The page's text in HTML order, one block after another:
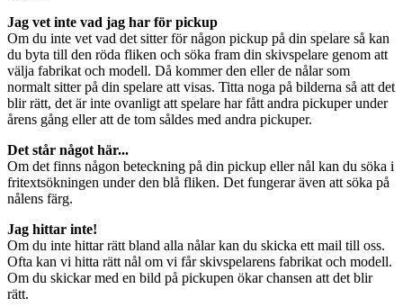
Jag vet inte vad jag har för pickup
Om du inte vet vad det sitter för någon pickup på din spelare så kan
du byta till den röda fliken och söka fram din skivspelare genom att
välja fabrikat och modell. Då kommer den eller de nålar som
normalt sitter på din spelare att visas. Titta noga på bilderna så att det
blir rätt, det är inte ovanligt att spelare har fått andra pickuper under
årens gång eller att de tom såldes med andra pickuper.
Det står något här...
Om det finns någon beteckning på din pickup eller nål kan du söka i
fritextsökningen under den blå fliken. Det fungerar även att söka på
nålens färg.
Jag hittar inte!
Om du inte hittar rätt bland alla nålar kan du skicka ett mail till oss.
Ofta kan vi hitta rätt nål om vi får skivspelarens fabrikat och modell.
Om du skickar med en bild på pickupen ökar chansen att det blir
rätt.